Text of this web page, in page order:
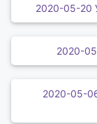
2020-05-20
2020-
2020-05-